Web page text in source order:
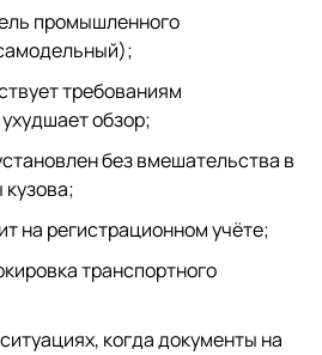
промышленного
требованиям
обзор;
без вмешательства в
на регистрационном учёте;
транспортного
когда документы на